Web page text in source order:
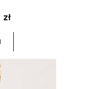
zł